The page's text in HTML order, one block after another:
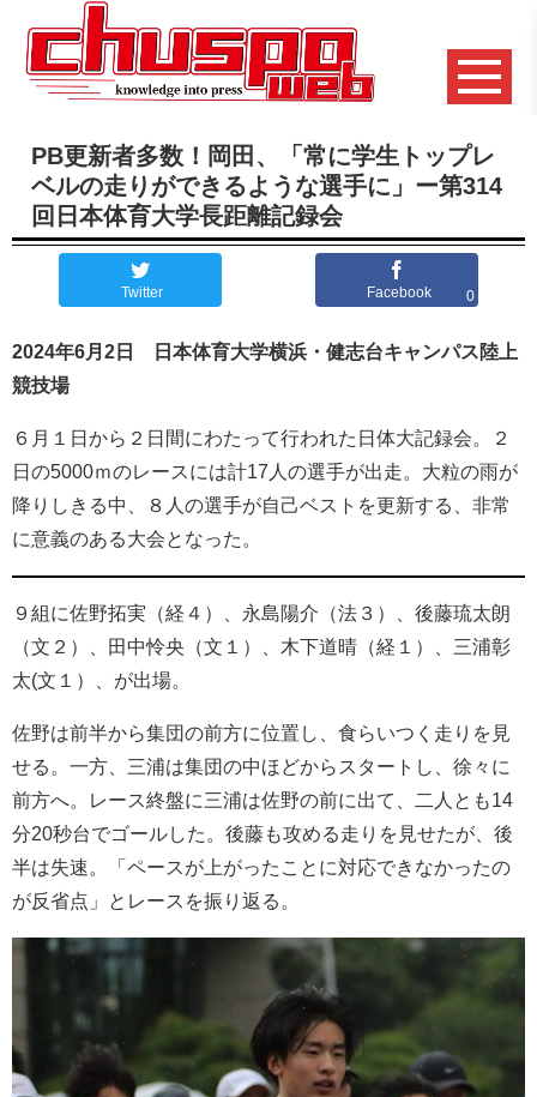
PB更新者多数！岡田、「常に学生トップレ
ベルの走りができるような選手に」ー第314
回日本体育大学長距離記録会
Twitter Facebook 0
2024年6月2日 日本体育大学横浜・健志台キャンパス陸上
競技場
６月１日から２日間にわたって行われた日体大記録会。２
日の5000ｍのレースには計17人の選手が出走。大粒の雨が
降りしきる中、８人の選手が自己ベストを更新する、非常
に意義のある大会となった。
９組に佐野拓実（経４）、永島陽介（法３）、後藤琉太朗
（文２）、田中怜央（文１）、木下道晴（経１）、三浦彰
太(文１）、が出場。
佐野は前半から集団の前方に位置し、食らいつく走りを見
せる。一方、三浦は集団の中ほどからスタートし、徐々に
前方へ。レース終盤に三浦は佐野の前に出て、二人とも14
分20秒台でゴールした。後藤も攻める走りを見せたが、後
半は失速。「ペースが上がったことに対応できなかったの
が反省点」とレースを振り返る。